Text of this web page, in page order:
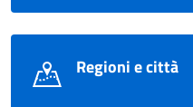
Regioni e città